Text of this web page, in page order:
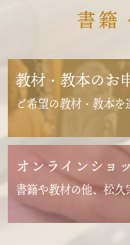
書籍
教材・教本のお
ご希望の教材・教本
オンラインショ
書籍や教材の他、松